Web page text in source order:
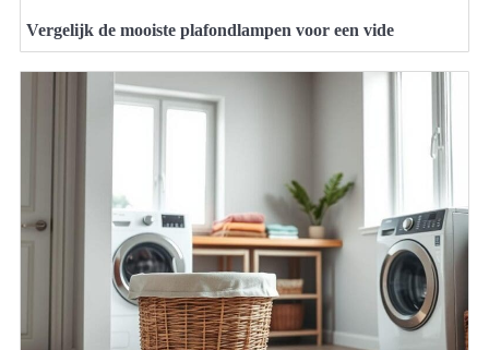
Vergelijk de mooiste plafondlampen voor een vide